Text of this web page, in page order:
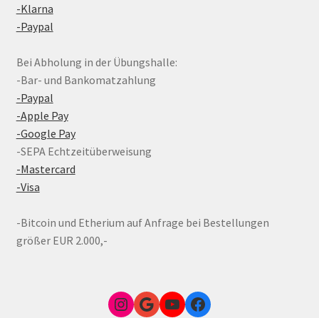
-Klarna
-Paypal
Bei Abholung in der Übungshalle:
-Bar- und Bankomatzahlung
-Paypal
-Apple Pay
-Google Pay
-SEPA Echtzeitüberweisung
-Mastercard
-Visa
-Bitcoin und Etherium auf Anfrage bei Bestellungen
größer EUR 2.000,-
Instagram
Google Link zum FunShop WienYouTubeFacebook